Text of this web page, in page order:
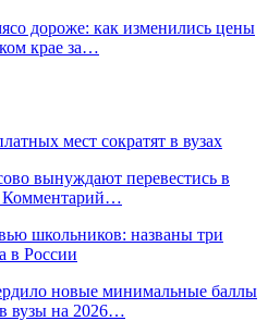
дороже: как изменились цены
крае за…
мест сократят в вузах
вынуждают перевестись в
Комментарий…
школьников: названы три
в России
новые минимальные баллы
вузы на 2026…